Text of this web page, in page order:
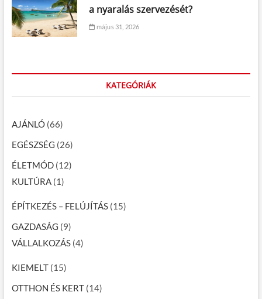
a nyaralás szervezését?
május 31, 2026
KATEGÓRIÁK
AJÁNLÓ(66)
EGÉSZSÉG (26)
ÉLETMÓD(12)
KULTÚRA(1)
ÉPÍTKEZÉS – FELÚJÍTÁS(15)
GAZDASÁG (9)
VÁLLALKOZÁS(4)
KIEMELT(15)
OTTHON ÉS KERT(14)